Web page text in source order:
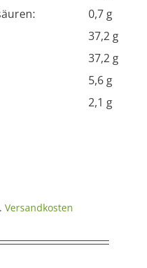
0,7 g
37,2 g
37,2 g
5,6 g
2,1 g
Versandkosten